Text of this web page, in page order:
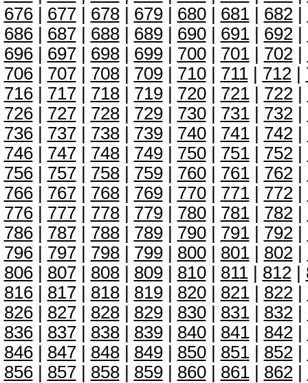
676| 677| 678| 679| 680| 681| 682|
686| 687| 688| 689| 690| 691| 692|
696| 697| 698| 699| 700| 701| 702|
706| 707| 708| 709| 710| 711| 712|
716| 717| 718| 719| 720| 721| 722|
726| 727| 728| 729| 730| 731| 732|
736| 737| 738| 739| 740| 741| 742|
746| 747| 748| 749| 750| 751| 752|
756| 757| 758| 759| 760| 761| 762|
766| 767| 768| 769| 770| 771| 772|
776| 777| 778| 779| 780| 781| 782|
786| 787| 788| 789| 790| 791| 792|
796| 797| 798| 799| 800| 801| 802|
806| 807| 808| 809| 810| 811| 812|
816| 817| 818| 819| 820| 821| 822|
826| 827| 828| 829| 830| 831| 832|
836| 837| 838| 839| 840| 841| 842|
846| 847| 848| 849| 850| 851| 852|
856| 857| 858| 859| 860| 861| 862|